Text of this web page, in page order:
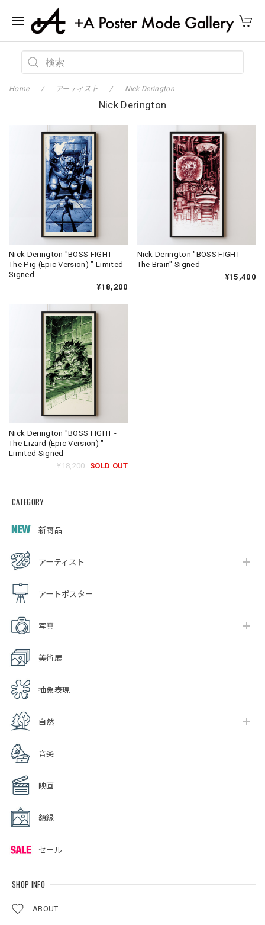
CATEGORY
新商品
アーティスト
アートポスター
写真
美術展
抽象表現
自然
音楽
映画
額縁
セール
SHOP INFO
ABOUT
Home アーティスト Nick Derington
Nick Derington
Nick Derington "BOSS FIGHT -
The Pig (Epic Version) " Limited
Signed
¥18,200
Nick Derington "BOSS FIGHT -
The Brain" Signed
¥15,400
Nick Derington "BOSS FIGHT -
The Lizard (Epic Version) "
Limited Signed
¥18,200
SOLD OUT